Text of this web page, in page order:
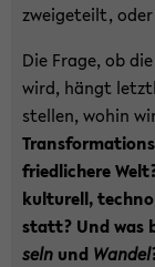
zwei­ge­teilt,
Die Frage, ob
wird, hängt
stel­len, wohin
fried­li­che­re
kul­tu­rell,
statt? Und was
seln und Wan­del